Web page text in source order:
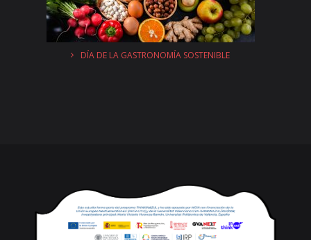
DÍA DE LA GASTRONOMÍA SOSTENIBLE